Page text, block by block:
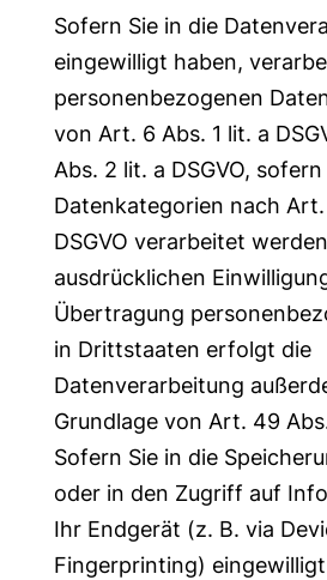
Sofern Sie in die
eingewilligt haben,
personenbezogenen
von Art. 6 Abs. 1 lit. a
Abs. 2 lit. a DSGVO,
Datenkategorien nach Art.
DSGVO verarbeitet
ausdrücklichen
Übertragung
in Drittstaaten erfolgt die
Datenverarbeitung
Grundlage von Art. 49
Sofern Sie in die
oder in den Zugriff auf
Ihr Endgerät (z. B. via
Fingerprinting)